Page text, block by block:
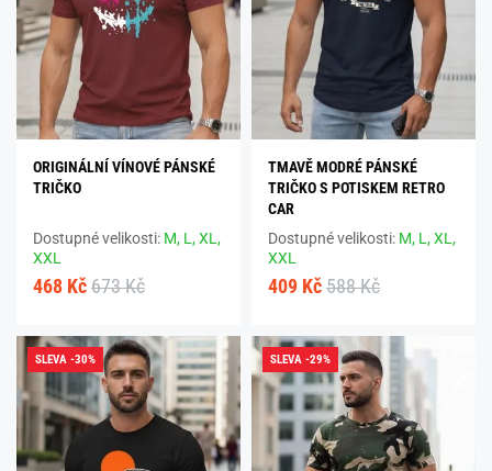
ORIGINÁLNÍ VÍNOVÉ PÁNSKÉ
TRIČKO
Dostupné velikosti: M, L,XL,
XXL
468 Kč 673 Kč
TMAVĚ MODRÉ PÁNSKÉ
TRIČKO S POTISKEM RETRO
CAR
Dostupné velikosti: M, L,XL,
XXL
409 Kč 588 Kč
SLEVA -30% SLEVA -29%